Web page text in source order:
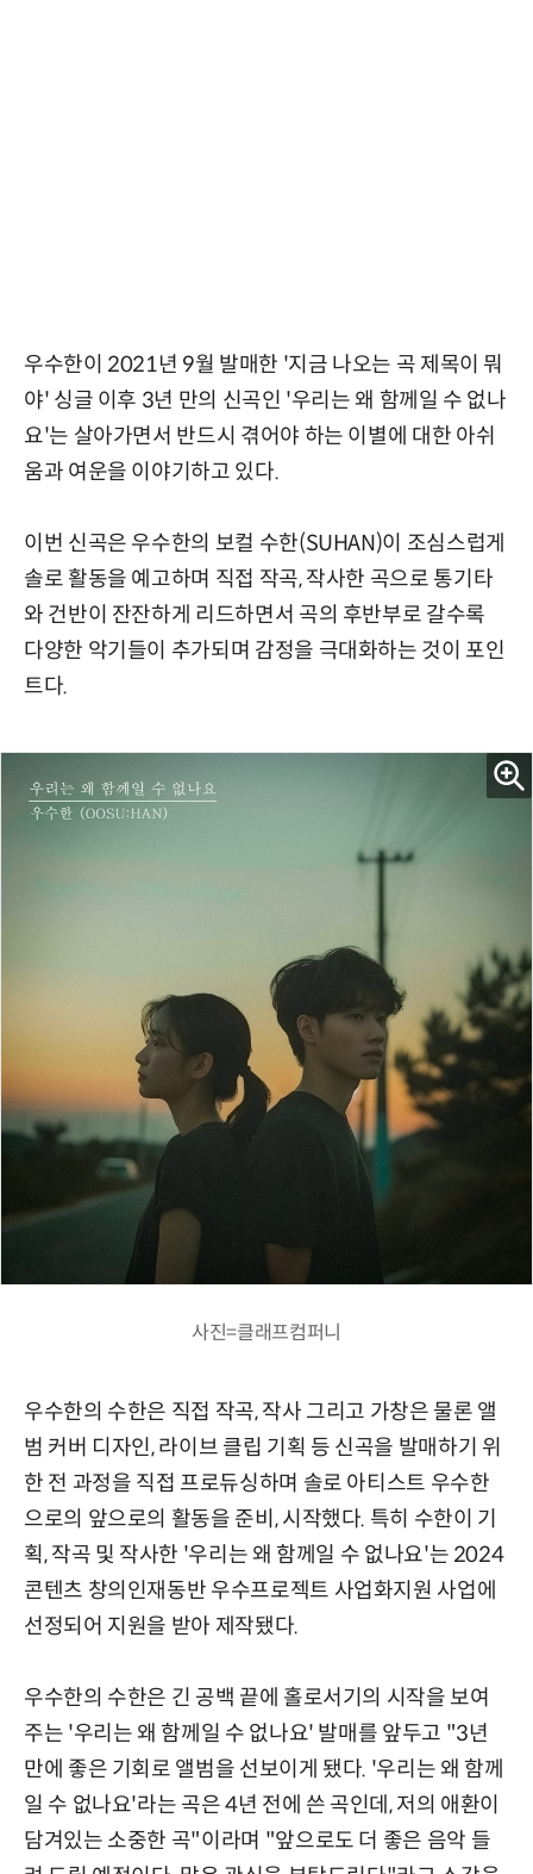
우수한이 2021년 9월 발매한 '지금 나오는 곡 제목이 뭐
야' 싱글 이후 3년 만의 신곡인 '우리는 왜 함께일 수 없나
요'는 살아가면서 반드시 겪어야 하는 이별에 대한 아쉬
움과 여운을 이야기하고 있다.
이번 신곡은 우수한의 보컬 수한(SUHAN)이 조심스럽게
솔로 활동을 예고하며 직접 작곡, 작사한 곡으로 통기타
와 건반이 잔잔하게 리드하면서 곡의 후반부로 갈수록
다양한 악기들이 추가되며 감정을 극대화하는 것이 포인
트다.
사진=클래프컴퍼니
우수한의 수한은 직접 작곡, 작사 그리고 가창은 물론 앨
범 커버 디자인, 라이브 클립 기획 등 신곡을 발매하기 위
한 전 과정을 직접 프로듀싱하며 솔로 아티스트 우수한
으로의 앞으로의 활동을 준비, 시작했다. 특히 수한이 기
획, 작곡 및 작사한 '우리는 왜 함께일 수 없나요'는 2024
콘텐츠 창의인재동반 우수프로젝트 사업화지원 사업에
선정되어 지원을 받아 제작됐다.
우수한의 수한은 긴 공백 끝에 홀로서기의 시작을 보여
주는 '우리는 왜 함께일 수 없나요' 발매를 앞두고 "3년
만에 좋은 기회로 앨범을 선보이게 됐다. '우리는 왜 함께
일 수 없나요'라는 곡은 4년 전에 쓴 곡인데, 저의 애환이
담겨있는 소중한 곡"이라며 "앞으로도 더 좋은 음악 들